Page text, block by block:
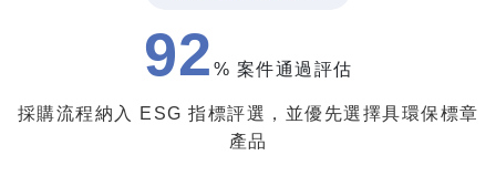
92 % 案件通過評估
採購流程納入 ESG 指標評選，並優先選擇具環保標章
產品